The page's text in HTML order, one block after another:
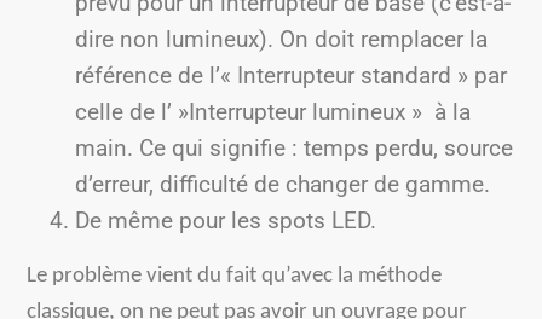
dire non lumineux). On doit remplacer la
référence de l’« Interrupteur standard » par
celle de l’ »Interrupteur lumineux » à la
main. Ce qui signifie : temps perdu, source
d’erreur, difficulté de changer de gamme.
De même pour les spots LED.
Le problème vient du fait qu’avec la méthode
classique, on ne peut pas avoir un ouvrage pour